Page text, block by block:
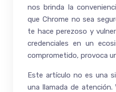
nos brinda la
que Chrome no sea
te hace perezoso y
credenciales en un
comprometido, provoca
Este artículo no es una
una llamada de atención.